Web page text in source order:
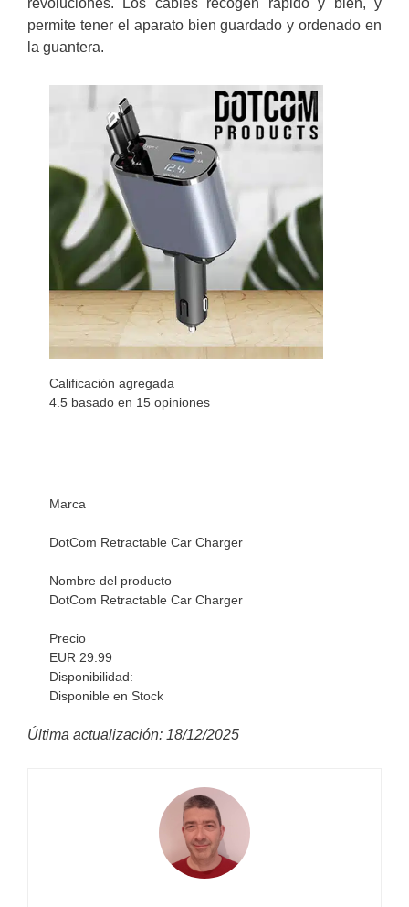
revoluciones. Los cables recogen rápido y bien, y
permite tener el aparato bien guardado y ordenado en
la guantera.
Calificación agregada
4.5 basado en 15 opiniones
Marca
DotCom Retractable Car Charger
Nombre del producto
DotCom Retractable Car Charger
Precio
EUR 29.99
Disponibilidad:
Disponible en Stock
Última actualización: 18/12/2025